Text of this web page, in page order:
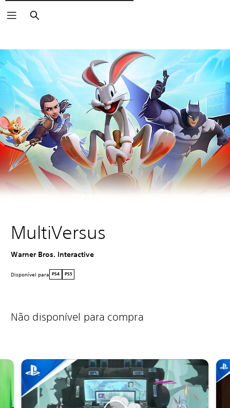
Pesquisar
MultiVersus
Warner Bros. Interactive
Disponível para PS4 PS5
Não disponível para compra